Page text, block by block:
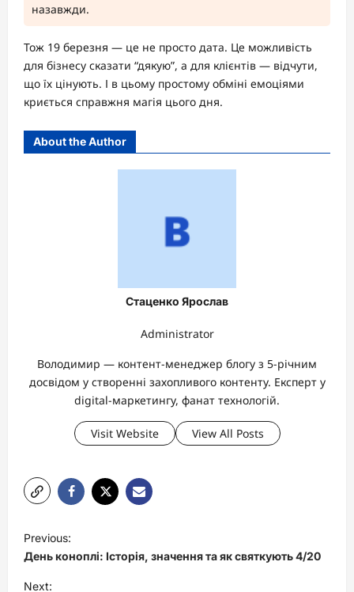
назавжди.
Тож 19 березня — це не просто дата. Це можливість
для бізнесу сказати “дякую”, а для клієнтів — відчути,
що їх цінують. І в цьому простому обміні емоціями
криється справжня магія цього дня.
About the Author
Стаценко Ярослав
Administrator
Володимир — контент-менеджер блогу з 5-річним
досвідом у створенні захопливого контенту. Експерт у
digital-маркетингу, фанат технологій.
Visit Website View All Posts
o
s
Previous:
День коноплі: Історія, значення та як святкують 4/20
Next: